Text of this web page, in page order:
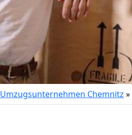
Umzugsunternehmen Chemnitz »